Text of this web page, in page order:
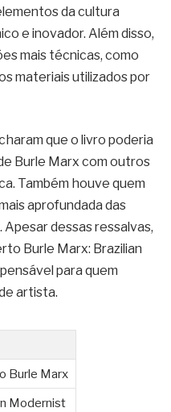
da cultura
e inovador. Além disso,
mais técnicas, como
materiais utilizados por
que o livro poderia
Burle Marx com outros
Também houve quem
aprofundada das
dessas ressalvas,
Burle Marx: Brazilian
para quem
artista.
Burle Marx
Modernist